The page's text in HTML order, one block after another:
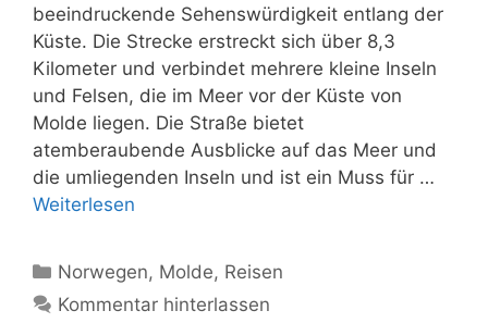
beeindruckende Sehenswürdigkeit entlang der
Küste. Die Strecke erstreckt sich über 8,3
Kilometer und verbindet mehrere kleine Inseln
und Felsen, die im Meer vor der Küste von
Molde liegen. Die Straße bietet
atemberaubende Ausblicke auf das Meer und
die umliegenden Inseln und ist ein Muss für …
Weiterlesen
Kategorien
Norwegen, Molde, Reisen
Kommentar hinterlassen